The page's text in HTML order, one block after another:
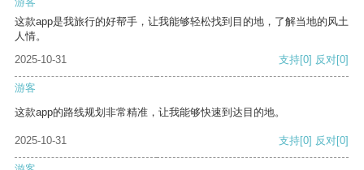
这款app是我旅行的好帮手，让我能够轻松找到目的地，了解当地的风土
人情。
2025-10-31
支持[0] 反对[0]
游客
这款app的路线规划非常精准，让我能够快速到达目的地。
2025-10-31 支持[0] 反对[0]